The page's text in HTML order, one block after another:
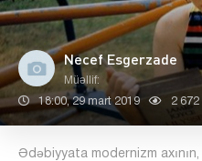
Necef Esgerzade
Müəllif:
18:00, 29 mart 2019 2 672
Ədəbiyyata modernizm